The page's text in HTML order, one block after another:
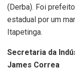
(Derba). Foi
estadual por um
Itapetinga.
Secretaria da
James Correa